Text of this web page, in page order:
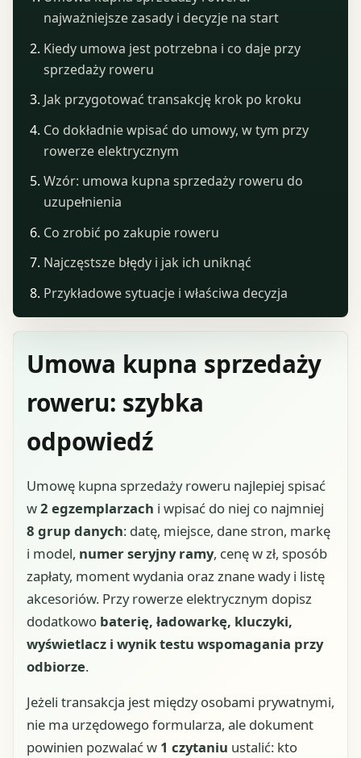
Umowa kupna sprzedaży
roweru: szybka
odpowiedź
Umowę kupna sprzedaży roweru najlepiej spisać
w2 egzemplarzach i wpisać do niej co najmniej
8 grup danych: datę, miejsce, dane stron, markę
i model, numer seryjny ramy, cenę w zł, sposób
zapłaty, moment wydania oraz znane wady i listę
akcesoriów. Przy rowerze elektrycznym dopisz
dodatkowo baterię, ładowarkę, kluczyki,
wyświetlacz i wynik testu wspomagania przy
odbiorze.
Jeżeli transakcja jest między osobami prywatnymi,
nie ma urzędowego formularza, ale dokument
powinien pozwalać w 1 czytaniu ustalić: kto
najważniejsze zasady i decyzje na start
Kiedy umowa jest potrzebna i co daje przy
sprzedaży roweru
Jak przygotować transakcję krok po kroku
Co dokładnie wpisać do umowy, w tym przy
rowerze elektrycznym
Wzór: umowa kupna sprzedaży roweru do
uzupełnienia
Co zrobić po zakupie roweru
Najczęstsze błędy i jak ich uniknąć
Przykładowe sytuacje i właściwa decyzja